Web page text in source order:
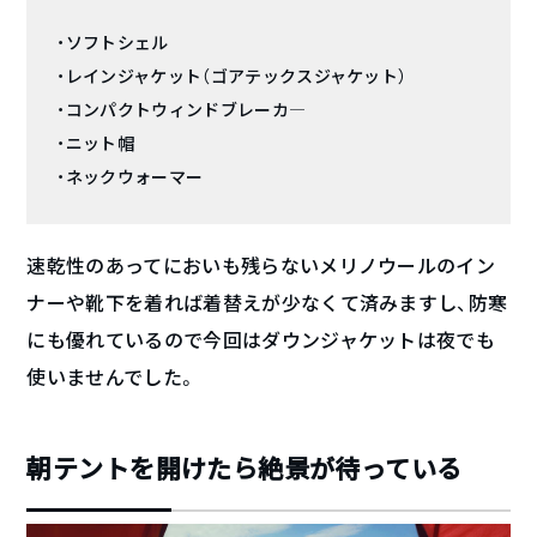
・ソフトシェル
・レインジャケット（ゴアテックスジャケット）
・コンパクトウィンドブレーカ―
・ニット帽
・ネックウォーマー
速乾性のあってにおいも残らないメリノウールのイン
ナーや靴下を着れば着替えが少なくて済みますし、防寒
にも優れているので今回はダウンジャケットは夜でも
使いませんでした。
朝テントを開けたら絶景が待っている